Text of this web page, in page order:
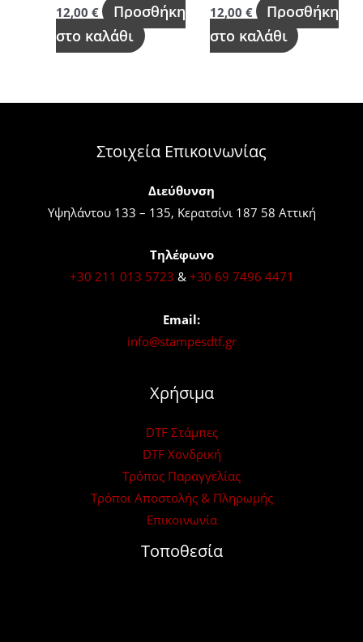
12,00€
Προσθήκη
στο καλάθι
12,00 €
Προσθήκη
στο καλάθι
Στοιχεία Επικοινωνίας
Διεύθυνση
Υψηλάντου 133 – 135, Κερατσίνι 187 58 Αττική
Τηλέφωνο
+30 211 013 5723 & +30 69 7496 4471
Email:
info@stampesdtf.gr
Χρήσιμα
DTF Στάμπες
DTF Χονδρική
Τρόπος Παραγγελίας
Τρόποι Αποστολής & Πληρωμής
Επικοινωνία
Τοποθεσία